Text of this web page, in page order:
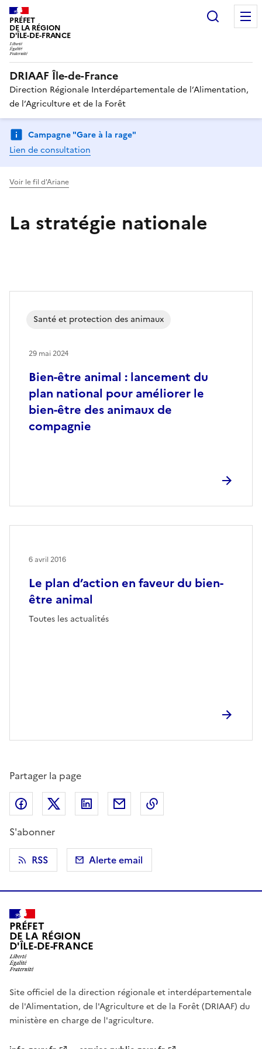
PRÉFET
DE LA RÉGION
D'ÎLE-DE-FRANCE
DRIAAF Île-de-France
Direction Régionale Interdépartementale de l’Alimentation,
de l’Agriculture et de la Forêt
Campagne "Gare à la rage"
Lien de consultation
Voir le fil d'Ariane
La stratégie nationale
Bien-être animal : lancement du
plan national pour améliorer le
bien-être des animaux de
compagnie
Santé et protection des animaux
29 mai 2024
Le plan d’action en faveur du bien-
être animal
Toutes les actualités
6 avril 2016
Partager la page
Partager sur Facebook
Partager sur X (anciennement Twitter)
Partager sur LinkedIn
Partager par email
S'abonner
RSS
Alerte email
PRÉFET
DE LA RÉGION
D'ÎLE-DE-FRANCE
Site officiel de la direction régionale et interdépartementale
de l'Alimentation, de l'Agriculture et de la Forêt (DRIAAF) du
ministère en charge de l'agriculture.